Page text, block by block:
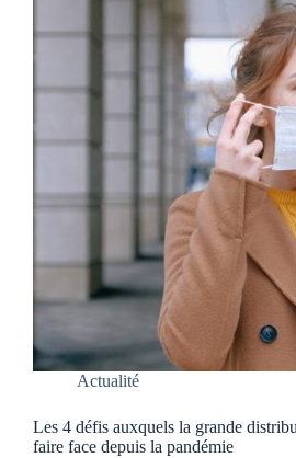
Actualité
Les 4 défis auxquels la grande
faire face depuis la pandémie